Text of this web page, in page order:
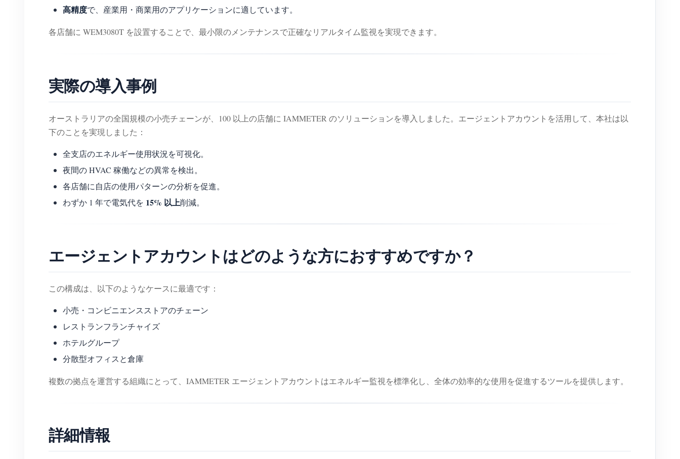
高精度で、産業用・商業用のアプリケーションに適しています。
各店舗に WEM3080T を設置することで、最小限のメンテナンスで正確なリアルタイム監視を実現できます。
実際の導入事例
オーストラリアの全国規模の小売チェーンが、100 以上の店舗に IAMMETER のソリューションを導入しました。エージェントアカウントを活用して、本社は以
下のことを実現しました：
全支店のエネルギー使用状況を可視化。
夜間の HVAC 稼働などの異常を検出。
各店舗に自店の使用パターンの分析を促進。
わずか 1 年で電気代を 15% 以上削減。
エージェントアカウントはどのような方におすすめですか？
この構成は、以下のようなケースに最適です：
小売・コンビニエンスストアのチェーン
レストランフランチャイズ
ホテルグループ
分散型オフィスと倉庫
複数の拠点を運営する組織にとって、IAMMETER エージェントアカウントはエネルギー監視を標準化し、全体の効率的な使用を促進するツールを提供します。
詳細情報